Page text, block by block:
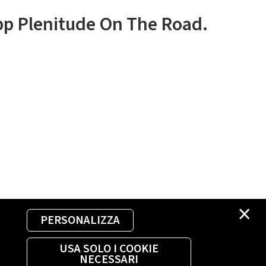
×
PERSONALIZZA
USA SOLO I COOKIE
NECESSARI
Plenitude On The Road.